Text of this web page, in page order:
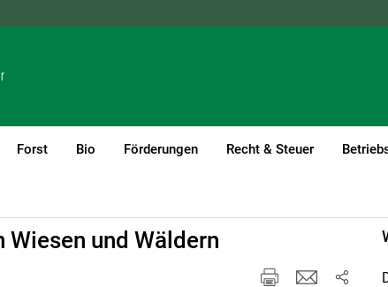
Forst Bio Förderungen Recht & Steuer
und Wäldern